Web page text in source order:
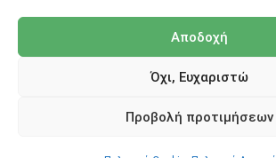
Αποδοχή
Όχι, Ευχαριστώ
Προβολή προτιμήσεων
Copyright ©2026